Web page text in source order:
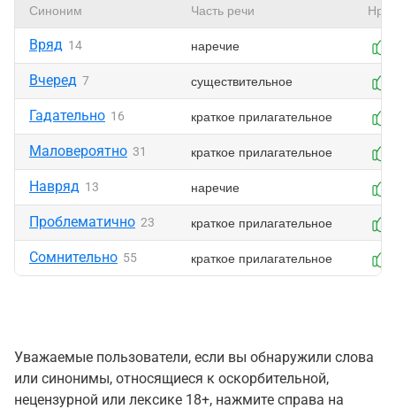
Синоним Часть речи
Вряд 14 наречие
Вчеред 7 существительное
Гадательно 16 краткое прилагательное
Маловероятно 31 краткое прилагательное
Навряд 13 наречие
Проблематично 23 краткое прилагательное
Сомнительно 55 краткое прилагательное
Уважаемые пользователи, если вы обнаружили слова
или синонимы, относящиеся к оскорбительной,
нецензурной или лексике 18+, нажмите справа на